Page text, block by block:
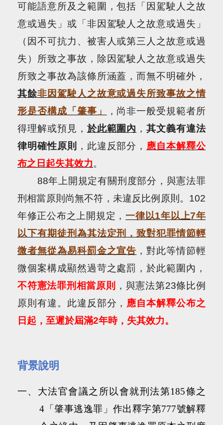
可能語意所及之範圍，包括「因駕駛人之故
意或過失」或「非因駕駛人之故意或過失」
（因不可抗力、被害人或第三人之故意或過
失）所致之事故，除因駕駛人之故意或過失
所致之事故為該條所涵蓋，而無不明確外，
其餘非因駕駛人之故意或過失所致事故之情
形是否構成「肇事」
，尚非一般受規範者所
得理解或預見， 於此範圍內 ，其文義有違法
律明確性原則
，此違反部分， 應自本解釋公
布之日起失其效力。
88年上開規定有關刑度部分，與憲法罪
刑相當原則尚無不符，未違反比例原則。 102
年修正公布之上開規定，一律以1年以上7年
以下有期徒刑為其法定刑，致對犯罪情節輕
微者無從為易科罰金之宣告 ，對此等情節輕
微個案構成顯然過苛之處罰，於此範圍內，
不符憲法罪刑相當原則
，與憲法第23條比例
原則有違。此違反部分， 應自本解釋公布之
日起，至遲於屆滿2年時，失其效力。
背景說明
一、大法官會議之所以會就刑法第185條之
4 「肇事逃逸罪」作出釋字第777號解釋